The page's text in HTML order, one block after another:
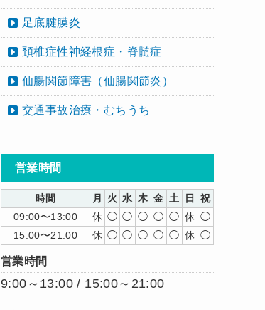
足底腱膜炎
頚椎症性神経根症・脊髄症
仙腸関節障害（仙腸関節炎）
交通事故治療・むちうち
営業時間
時間 月 火 水 木 金 土 日
祝
09:00〜13:00
休 ◯ ◯ ◯ ◯ ◯ 休 ◯
15:00〜21:00
休 ◯ ◯ ◯ ◯ ◯ 休 ◯
営業時間
9:00～13:00 / 15:00～21:00